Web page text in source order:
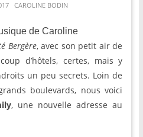
CAROLINE BODIN
Bergère, avec son petit air de
d’hôtels, certes, mais y
un peu secrets. Loin de
boulevards, nous voici
, une nouvelle adresse au